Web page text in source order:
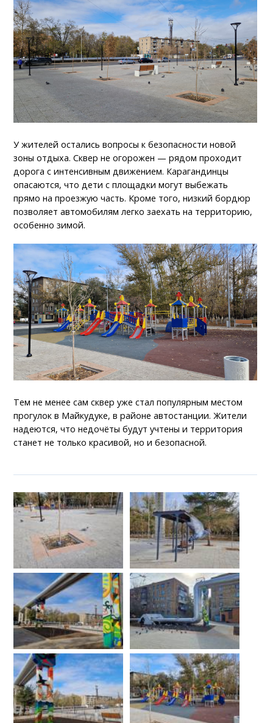
У жителей остались вопросы к безопасности новой
зоны отдыха. Сквер не огорожен — рядом проходит
дорога с интенсивным движением. Карагандинцы
опасаются, что дети с площадки могут выбежать
прямо на проезжую часть. Кроме того, низкий бордюр
позволяет автомобилям легко заехать на территорию,
особенно зимой.
Тем не менее сам сквер уже стал популярным местом
прогулок в Майкудуке, в районе автостанции. Жители
надеются, что недочёты будут учтены и территория
станет не только красивой, но и безопасной.